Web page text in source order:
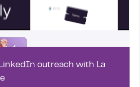
outreach with La